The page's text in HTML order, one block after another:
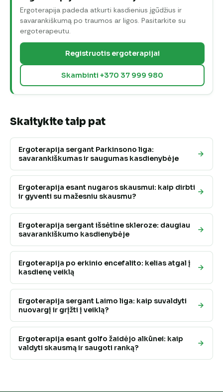
Ergoterapija padeda atkurti kasdienius įgūdžius ir
savarankiškumą po traumos ar ligos. Pasitarkite su
ergoterapeutu.
Registruotis ergoterapijai
Skambinti +370 37 999 980
Skaitykite taip pat
Ergoterapija sergant Parkinsono liga:
savarankiškumas ir saugumas kasdienybėje
Ergoterapija esant nugaros skausmui: kaip dirbti
ir gyventi su mažesniu skausmu?
Ergoterapija sergant išsėtine skleroze: daugiau
savarankiškumo kasdienybėje
Ergoterapija po erkinio encefalito: kelias atgal į
kasdienę veiklą
Ergoterapija sergant Laimo liga: kaip suvaldyti
nuovargį ir grįžti į veiklą?
Ergoterapija esant golfo žaidėjo alkūnei: kaip
valdyti skausmą ir saugoti ranką?